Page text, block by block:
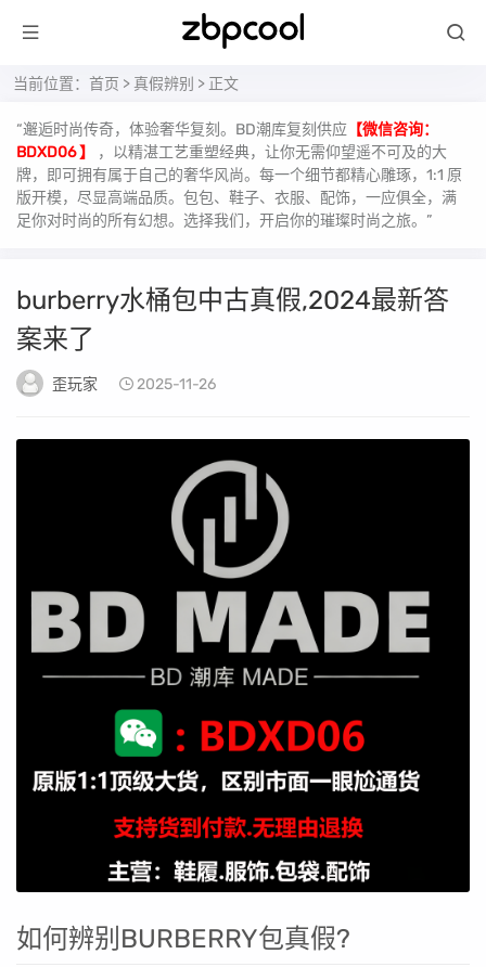
当前位置： 首页 > 真假辨别 > 正文
“邂逅时尚传奇，体验奢华复刻。BD潮库复刻供应 【微信咨询：
BDXD06 】
，以精湛工艺重塑经典，让你无需仰望遥不可及的大
牌，即可拥有属于自己的奢华风尚。每一个细节都精心雕琢，1:1 原
版开模，尽显高端品质。包包、鞋子、衣服、配饰，一应俱全，满
足你对时尚的所有幻想。选择我们，开启你的璀璨时尚之旅。”
burberry水桶包中古真假,2024最新答
案来了
歪玩家 2025-11-26
如何辨别BURBERRY包真假?